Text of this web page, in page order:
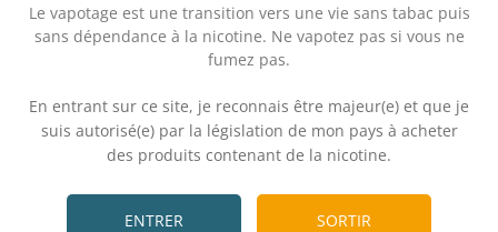
Le vapotage est une transition vers une vie sans tabac puis
sans dépendance à la nicotine. Ne vapotez pas si vous ne
fumez pas.
En entrant sur ce site, je reconnais être majeur(e) et que je
suis autorisé(e) par la législation de mon pays à acheter
des produits contenant de la nicotine.
ENTRER SORTIR
Additif Menthol Crystal 10 mL -
Solubarome